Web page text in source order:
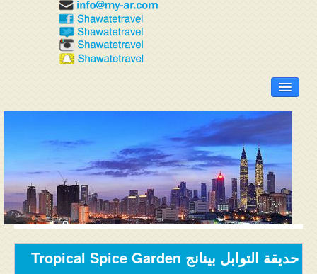
الرئيسية
المنتدى
دليل ماليزيا
فنادق ماليزيا
الاماكن السياحية ماليزيا
حديقة التوابل بينانج Tropical Spice Garden